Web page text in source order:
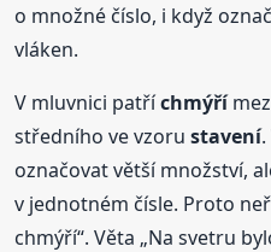
o množné číslo, i když
vláken.
V mluvnici patříchmýří
středního ve vzorustavení
označovat větší množství,
v jednotném čísle. Proto
chmýří“. Věta „Na svetru